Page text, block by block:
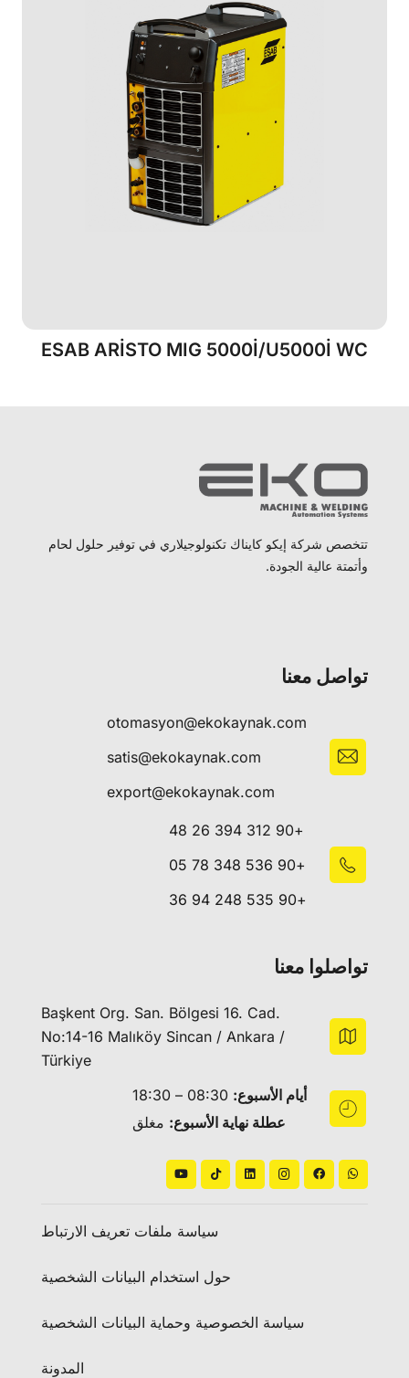
ESAB ARİSTO MIG 5000İ/U5000İ WC
تتخصص شركة إيكو كايناك تكنولوجيلاري في توفير حلول لحام
وأتمتة عالية الجودة.
تواصل معنا
otomasyon@ekokaynak.com
satis@ekokaynak.com
export@ekokaynak.com
+90 312 394 26 48
+90 536 348 78 05
+90 535 248 94 36
تواصلوا معنا
Başkent Org. San. Bölgesi 16. Cad.
No:14-16 Malıköy Sincan / Ankara /
Türkiye
أيام الأسبوع:
عطلة نهاية الأسبوع: مغلق
سياسة ملفات تعريف الارتباط
حول استخدام البيانات الشخصية
سياسة الخصوصية وحماية البيانات الشخصية
المدونة